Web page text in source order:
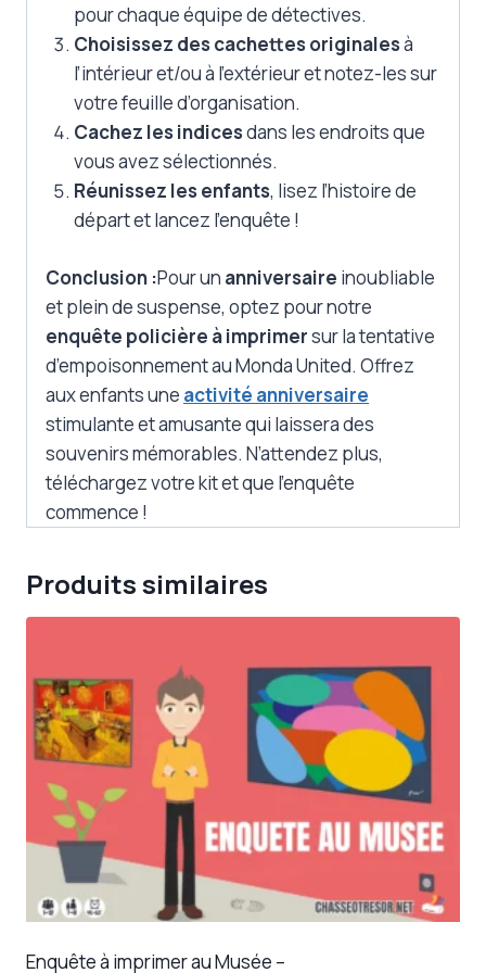
pour chaque équipe de détectives.
Choisissez des cachettes originalesà
l’intérieur et/ou à l’extérieur et notez-les sur
votre feuille d’organisation.
Cachez les indicesdans les endroits que
vous avez sélectionnés.
Réunissez les enfants, lisez l’histoire de
départ et lancez l’enquête !
Conclusion :Pour un anniversaire inoubliable
et plein de suspense, optez pour notre
enquête policière à imprimersur la tentative
d’empoisonnement au Monda United. Offrez
aux enfants une activité anniversaire
stimulante et amusante qui laissera des
souvenirs mémorables. N’attendez plus,
téléchargez votre kit et que l’enquête
commence !
Produits similaires
Enquête à imprimer au Musée –